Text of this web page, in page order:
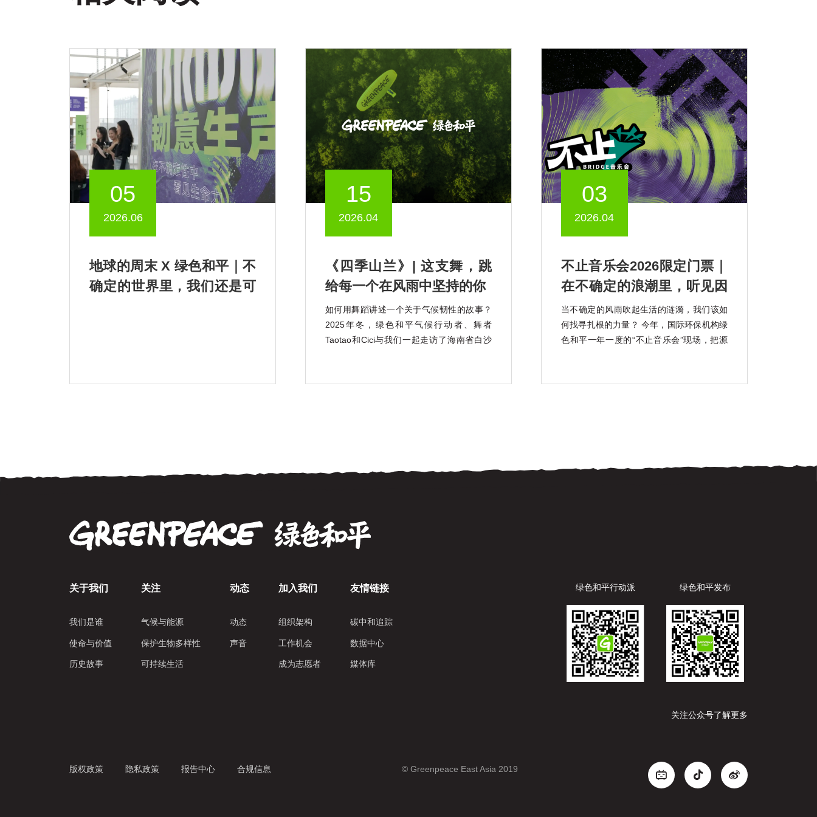
05
2026.06
地球的周末 X 绿色和平｜不
确定的世界里，我们还是可
15
2026.04
《四季山兰》| 这支舞，跳
给每一个在风雨中坚持的你
如何用舞蹈讲述一个关于气候韧性的故事？
2025年冬，绿色和平气候行动者、舞者
Taotao和Cici与我们一起走访了海南省白沙
瘠、颇具气候韧性的山地旱稻，其衍生的山
03
2026.04
不止音乐会2026限定门票｜
在不确定的浪潮里，听见因
勇气而起的韧性回响
当不确定的风雨吹起生活的涟漪，我们该如
何找寻扎根的力量？ 今年，国际环保机构绿
色和平一年一度的“不止音乐会”现场，把源
“不止”，取自Bridge的谐音。绿色和平以船
关于我们
我们是谁
使命与价值
历史故事
关注
气候与能源
保护生物多样性
可持续生活
动态
动态
声音
加入我们
组织架构
工作机会
成为志愿者
友情链接
碳中和追踪
数据中心
媒体库
绿色和平行动派 绿色和平发布
关注公众号了解更多
版权政策 隐私政策 报告中心 合规信息 © Greenpeace East Asia 2019